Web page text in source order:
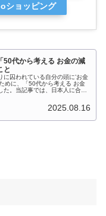
ショッピング
50代から考える お金の減
と
に囚われている自分の頭に’お金
めに、「50代から考える お金
た。当記事では、日本人に合っ
2025.08.16